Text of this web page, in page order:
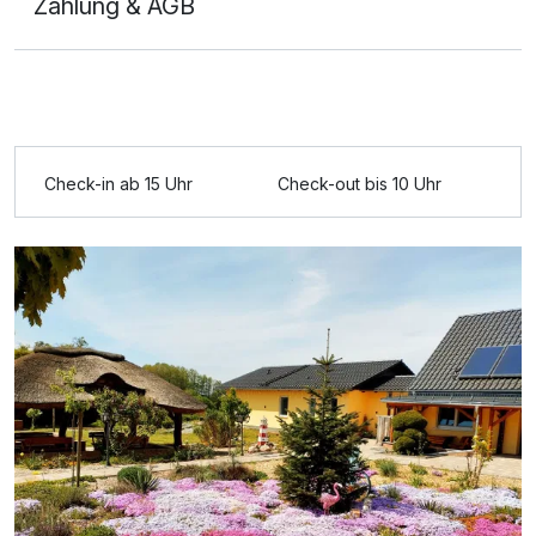
Für 6 Tage p.P. ab449,00 €
Spreewald SchlafFass Nr. 1 mit "Sonnenuntergang
Blick"
2 Erwachsene und 3 Kinder
Check-in ab 15 Uhr Check-out bis 10 Uhr